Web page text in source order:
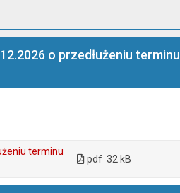
o przedłużeniu terminu
terminu
pdf 32 kB